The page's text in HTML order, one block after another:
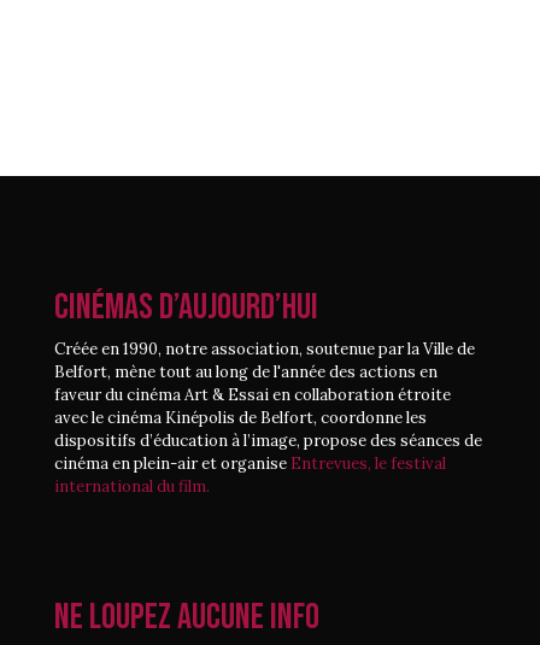
CINÉMAS D’AUJOURD’HUI
Créée en 1990, notre association, soutenue par la Ville de
Belfort, mène tout au long de l'année des actions en
faveur du cinéma Art & Essai en collaboration étroite
avec le cinéma Kinépolis de Belfort, coordonne les
dispositifs d’éducation à l’image, propose des séances de
cinéma en plein-air et organise Entrevues, le festival
international du film.
Ne loupez aucune info